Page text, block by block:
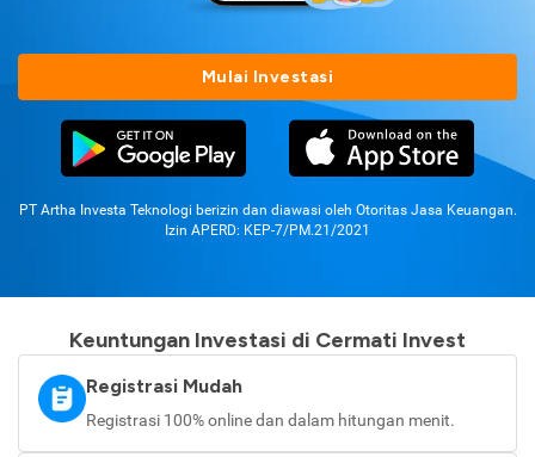
Mulai Investasi
PT Artha Investa Teknologi berizin dan diawasi oleh Otoritas Jasa Keuangan.
Izin APERD: KEP-7/PM.21/2021
Keuntungan Investasi di Cermati Invest
Registrasi Mudah
Registrasi 100% online dan dalam hitungan menit.